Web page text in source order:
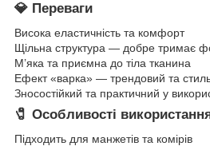
💎 Переваги
Висока еластичність та комфорт
Щільна структура — добре тримає
М’яка та приємна до тіла тканина
Ефект «варка» — трендовий та
Зносостійкий та практичний у
🧷 Особливості
Підходить для манжетів та комірів